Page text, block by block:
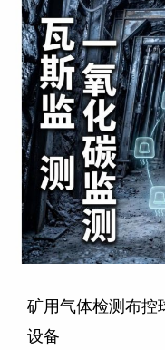
矿用气体检测布控
设备